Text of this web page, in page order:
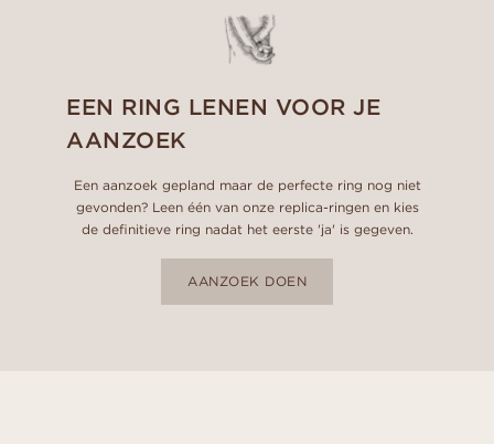
EEN RING LENEN VOOR JE
AANZOEK
Een aanzoek gepland maar de perfecte ring nog niet
gevonden? Leen één van onze replica-ringen en kies
de definitieve ring nadat het eerste 'ja' is gegeven.
AANZOEK DOEN